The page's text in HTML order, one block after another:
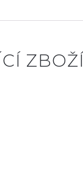
ZBOŽÍ